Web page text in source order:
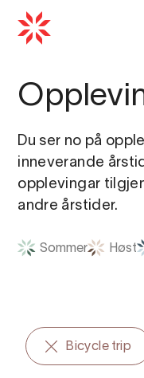
Du ser no på
inneverande
opplevingar
andre årstider.
Sommer Høst
Bicycle trip